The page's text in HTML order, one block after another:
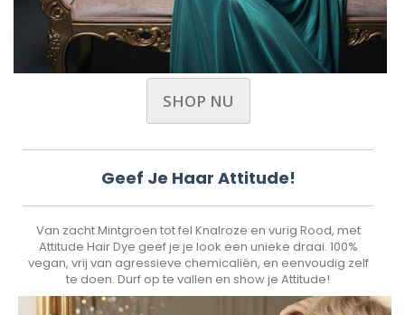
SHOP NU
Geef Je Haar Attitude!
Van zacht Mintgroen tot fel Knalroze en vurig Rood, met
Attitude Hair Dye geef je je look een unieke draai. 100%
vegan, vrij van agressieve chemicaliën, en eenvoudig zelf
te doen. Durf op te vallen en show je Attitude!